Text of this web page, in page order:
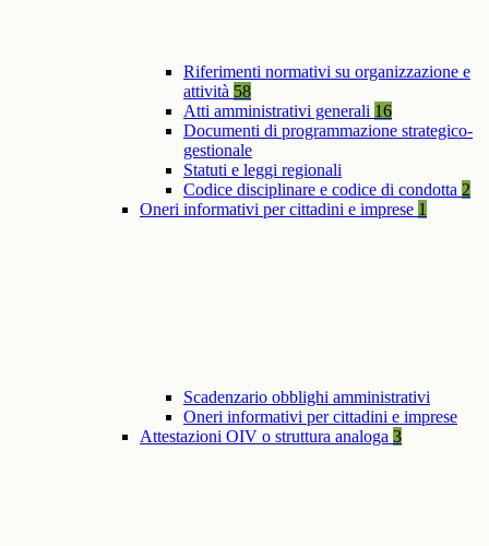
Riferimenti normativi su organizzazione e
attività 58
Atti amministrativi generali 16
Documenti di programmazione strategico-
gestionale
Statuti e leggi regionali
Codice disciplinare e codice di condotta 2
Oneri informativi per cittadini e imprese 1
Scadenzario obblighi amministrativi
Oneri informativi per cittadini e imprese
Attestazioni OIV o struttura analoga 3